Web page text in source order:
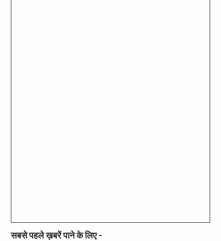
सबसे पहले ख़बरें पाने के लिए -